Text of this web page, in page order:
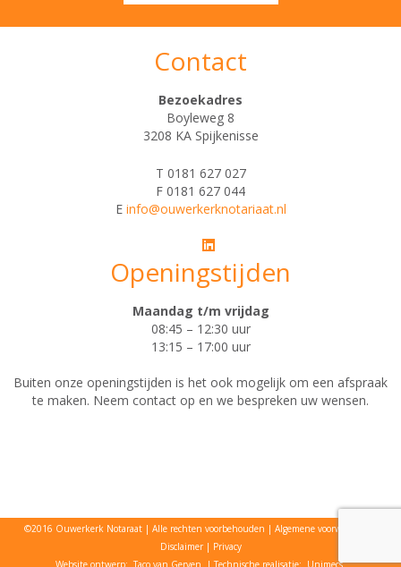
Contact
Bezoekadres
Boyleweg 8
3208 KA Spijkenisse
T 0181 627 027
F 0181 627 044
E info@ouwerkerknotariaat.nl
Openingstijden
Maandag t/m vrijdag
08:45 – 12:30 uur
13:15 – 17:00 uur
Buiten onze openingstijden is het ook mogelijk om een afspraak
te maken. Neem contact op en we bespreken uw wensen.
©2016 Ouwerkerk Notaraat Alle rechten voorbehouden
Algemene voorwaarden
Disclaimer
Privacy
Website ontwerp: Taco van Gerven | Technische realisatie: Unimecs